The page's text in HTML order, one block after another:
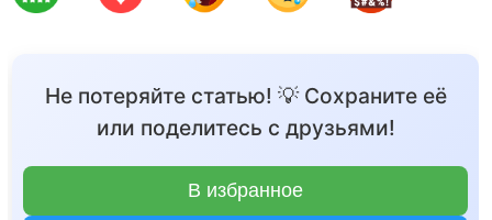
Не потеряйте статью! 💡 Сохраните её
или поделитесь с друзьями!
В избранное